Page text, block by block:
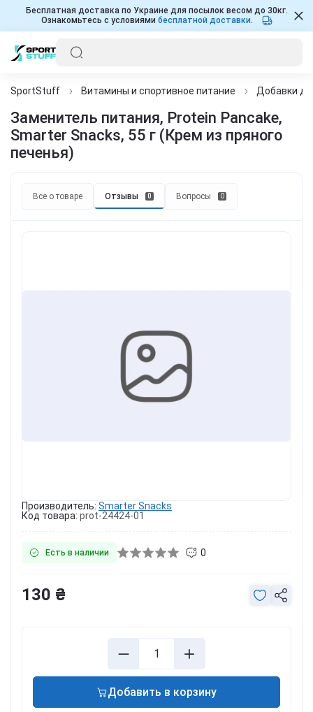
Бесплатная доставка по Украине для посылок весом до 30кг.
Ознакомьтесь с условиями бесплатной доставки.
SportStuff Витамины и спортивное питание Добавки
Заменитель питания, Protein Pancake,
Smarter Snacks, 55 г (Крем из пряного
печенья)
Все о товаре Отзывы 0 Вопросы 0
Производитель: Smarter Snacks
Код товара: prot-24424-01
Есть в наличии 0
130 ₴
Добавить в корзину